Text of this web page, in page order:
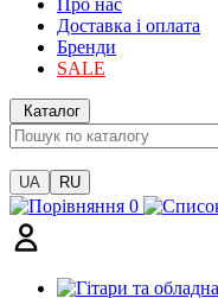
Про нас
Доставка і оплата
Бренди
SALE
Каталог
UA RU
0